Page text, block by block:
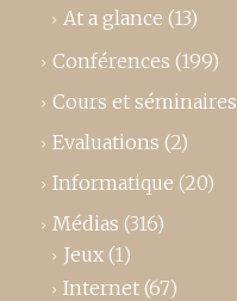
At a glance (13)
Conférences (199)
Cours et séminaires
Evaluations (2)
Informatique (20)
Médias (316)
Jeux (1)
Internet (67)